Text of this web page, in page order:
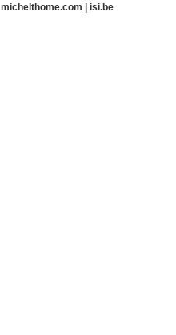
michelthome.com | isi.be